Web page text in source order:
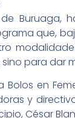
que,
para dar
en
y
César